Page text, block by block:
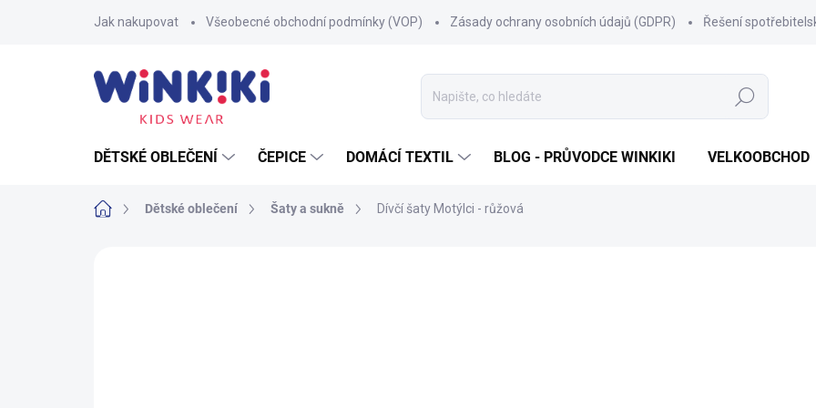
Jak nakupovat Všeobecné obchodní podmínky (VOP) Zásady ochrany osobních údajů (GDPR) Řešení
Hledat
DĚTSKÉ OBLEČENÍ ČEPICE DOMÁCÍ TEXTIL BLOG - PRŮVODCE WINKIKI VELKOOBCHOD
Domů Dětské oblečení Šaty a sukně Dívčí šaty Motýlci - růžová